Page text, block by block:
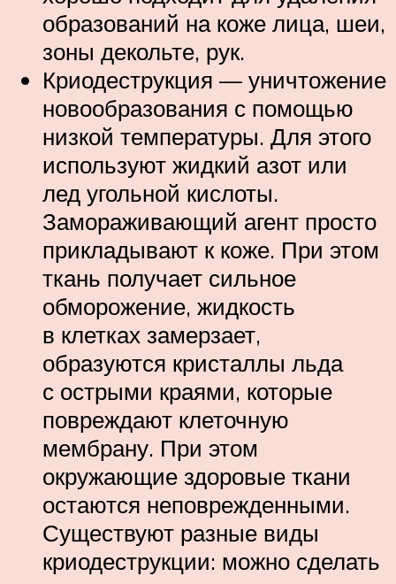
образований на коже лица, шеи,
зоны декольте, рук.
Криодеструкция — уничтожение
новообразования с помощью
низкой температуры. Для этого
используют жидкий азот или
лед угольной кислоты.
Замораживающий агент просто
прикладывают к коже. При этом
ткань получает сильное
обморожение, жидкость
в клетках замерзает,
образуются кристаллы льда
с острыми краями, которые
повреждают клеточную
мембрану. При этом
окружающие здоровые ткани
остаются неповрежденными.
Существуют разные виды
криодеструкции: можно сделать